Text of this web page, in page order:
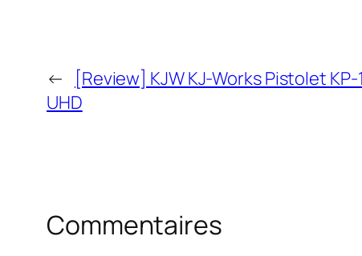
←
[Review] KJW KJ-Works Pistolet
UHD
Commentaires